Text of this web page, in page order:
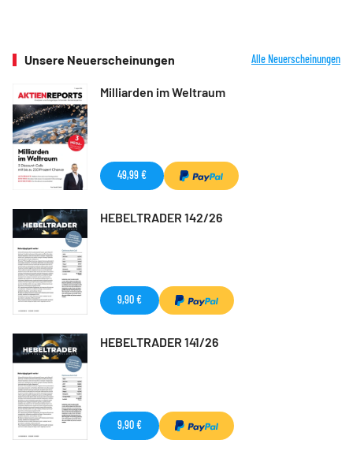
Unsere Neuerscheinungen Alle Neuerscheinungen
Milliarden im Weltraum
49,99 €
HEBELTRADER 142/26
9,90 €
HEBELTRADER 141/26
9,90 €